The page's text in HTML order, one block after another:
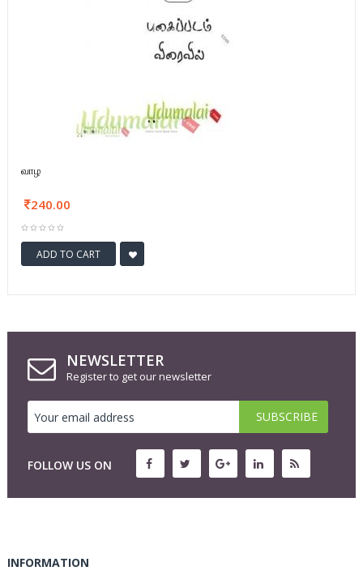
வாழ
240.00
ADD TO CART
NEWSLETTER
Register to get our newsletter
FOLLOW US ON
INFORMATION